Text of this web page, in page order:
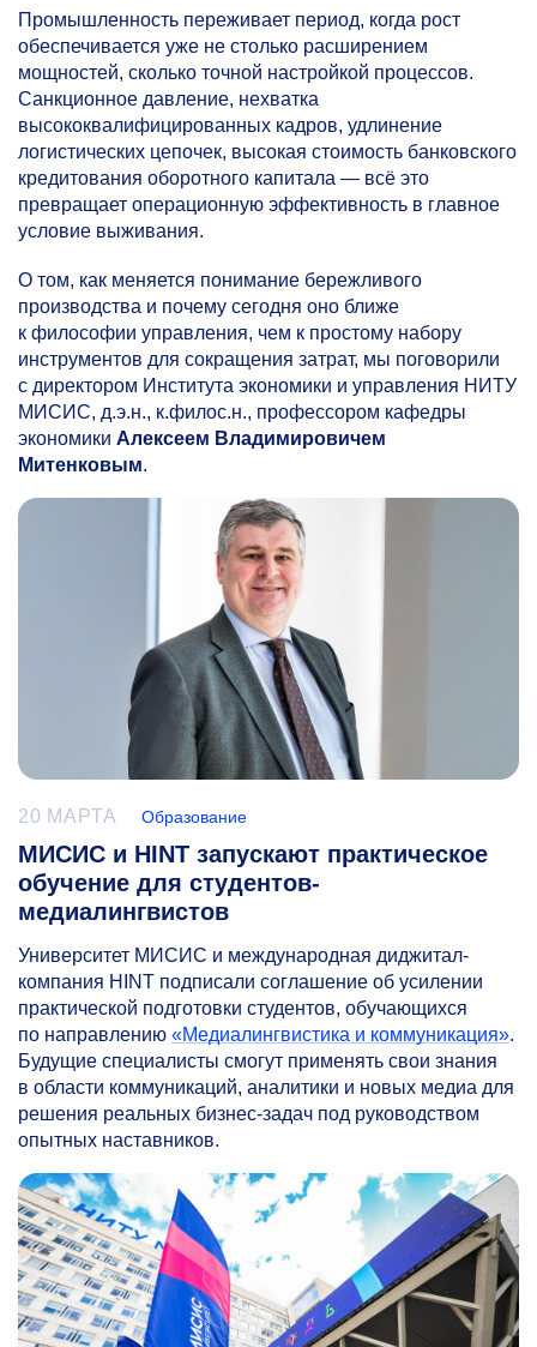
Промышленность переживает период, когда рост
обеспечивается уже не столько расширением
мощностей, сколько точной настройкой процессов.
Санкционное давление, нехватка
высококвалифицированных кадров, удлинение
логистических цепочек, высокая стоимость банковского
кредитования оборотного капитала — всё это
превращает операционную эффективность в главное
условие выживания.
О том, как меняется понимание бережливого
производства и почему сегодня оно ближе
к философии управления, чем к простому набору
инструментов для сокращения затрат, мы поговорили
с директором Института экономики и управления НИТУ
МИСИС, д.э.н., к.филос.н., профессором кафедры
экономики Алексеем Владимировичем
Митенковым.
20 МАРТА Образование
МИСИС и HINT запускают практическое
обучение для студентов-
медиалингвистов
Университет МИСИС и международная диджитал-
компания HINT подписали соглашение об усилении
практической подготовки студентов, обучающихся
по направлению «Медиалингвистика и коммуникация».
Будущие специалисты смогут применять свои знания
в области коммуникаций, аналитики и новых медиа для
решения реальных бизнес-задач под руководством
опытных наставников.